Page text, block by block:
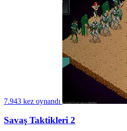
7.943 kez oynandı
Savaş Taktikleri 2